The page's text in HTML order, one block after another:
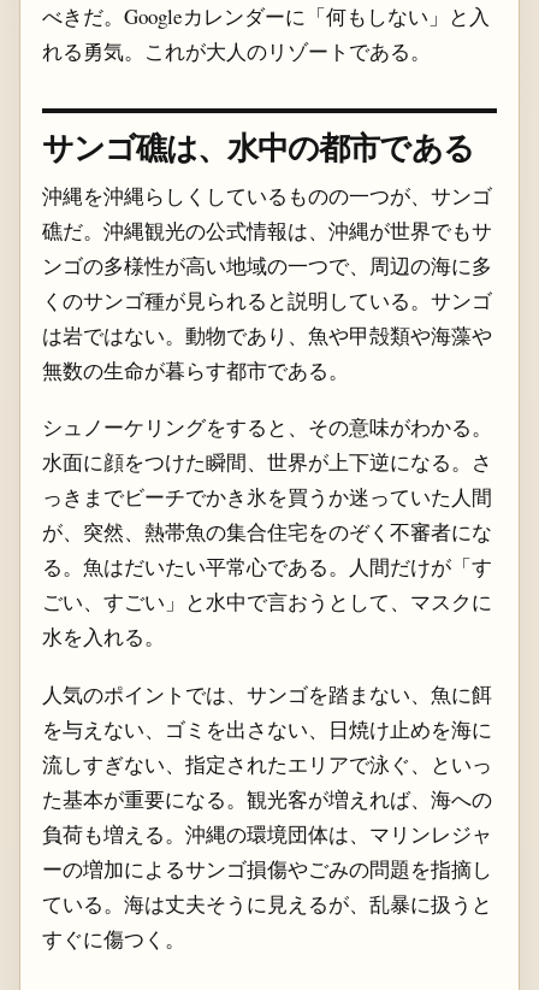
べきだ。Googleカレンダーに「何もしない」と入
れる勇気。これが大人のリゾートである。
サンゴ礁は、水中の都市である
沖縄を沖縄らしくしているものの一つが、サンゴ
礁だ。沖縄観光の公式情報は、沖縄が世界でもサ
ンゴの多様性が高い地域の一つで、周辺の海に多
くのサンゴ種が見られると説明している。サンゴ
は岩ではない。動物であり、魚や甲殻類や海藻や
無数の生命が暮らす都市である。
シュノーケリングをすると、その意味がわかる。
水面に顔をつけた瞬間、世界が上下逆になる。さ
っきまでビーチでかき氷を買うか迷っていた人間
が、突然、熱帯魚の集合住宅をのぞく不審者にな
る。魚はだいたい平常心である。人間だけが「す
ごい、すごい」と水中で言おうとして、マスクに
水を入れる。
人気のポイントでは、サンゴを踏まない、魚に餌
を与えない、ゴミを出さない、日焼け止めを海に
流しすぎない、指定されたエリアで泳ぐ、といっ
た基本が重要になる。観光客が増えれば、海への
負荷も増える。沖縄の環境団体は、マリンレジャ
ーの増加によるサンゴ損傷やごみの問題を指摘し
ている。海は丈夫そうに見えるが、乱暴に扱うと
すぐに傷つく。